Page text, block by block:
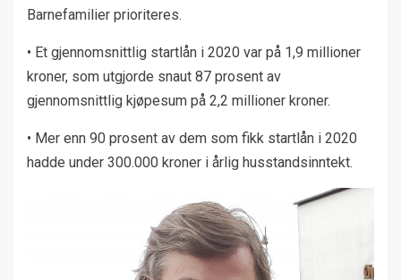
Barnefamilier prioriteres.
• Et gjennomsnittlig startlån i 2020 var på 1,9 millioner
kroner, som utgjorde snaut 87 prosent av
gjennomsnittlig kjøpesum på 2,2 millioner kroner.
• Mer enn 90 prosent av dem som fikk startlån i 2020
hadde under 300.000 kroner i årlig husstandsinntekt.